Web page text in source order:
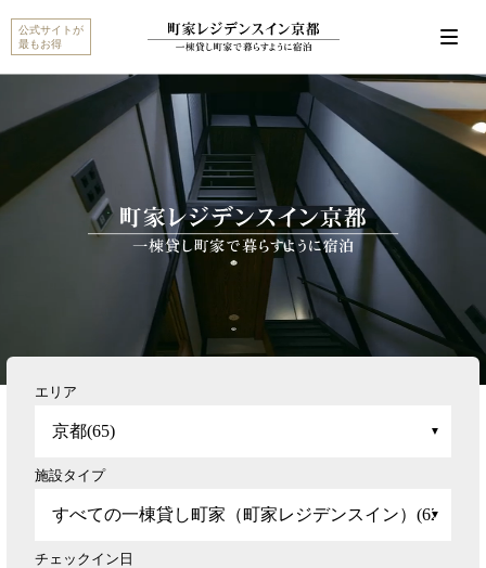
公式サイトが
最もお得
エリア
施設タイプ
チェックイン日
こんにちは。MACHIYA INNS & HOTELSのマチヤAIで
す。宿をお探しですか？それとも宿や予約についてご
質問がありますか？
予約に関するご質問